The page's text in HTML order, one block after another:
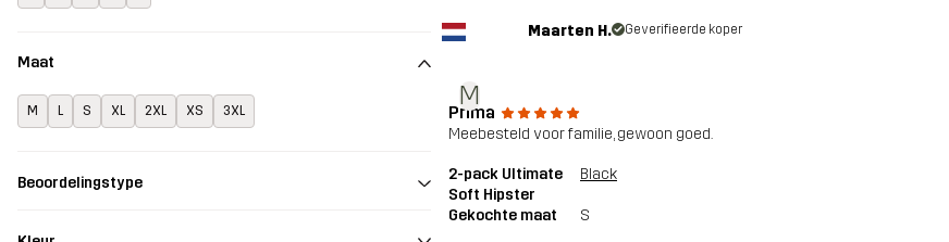
Maat
M L S XL 2XL XS 3XL
Beoordelingstype
M
Maarten H. Geverifieerde koper
Prima
Meebesteld voor familie, gewoon goed.
2-pack Ultimate
Soft Hipster
Black
Gekochte maat S